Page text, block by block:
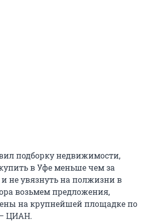
подборку недвижимости,
в Уфе меньше чем за
не увязнуть на полжизни в
возьмем предложения,
на крупнейшей площадке по
ЦИАН.